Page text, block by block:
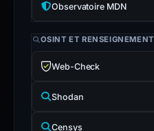
Observatoire MDN
OSINT ET RENSEIGNEMENT
Web-Check
Shodan
Censys